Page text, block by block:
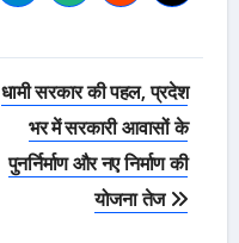
धामी सरकार की पहल, प्रदेश
भर में सरकारी आवासों के
पुनर्निर्माण और नए निर्माण की
योजना तेज